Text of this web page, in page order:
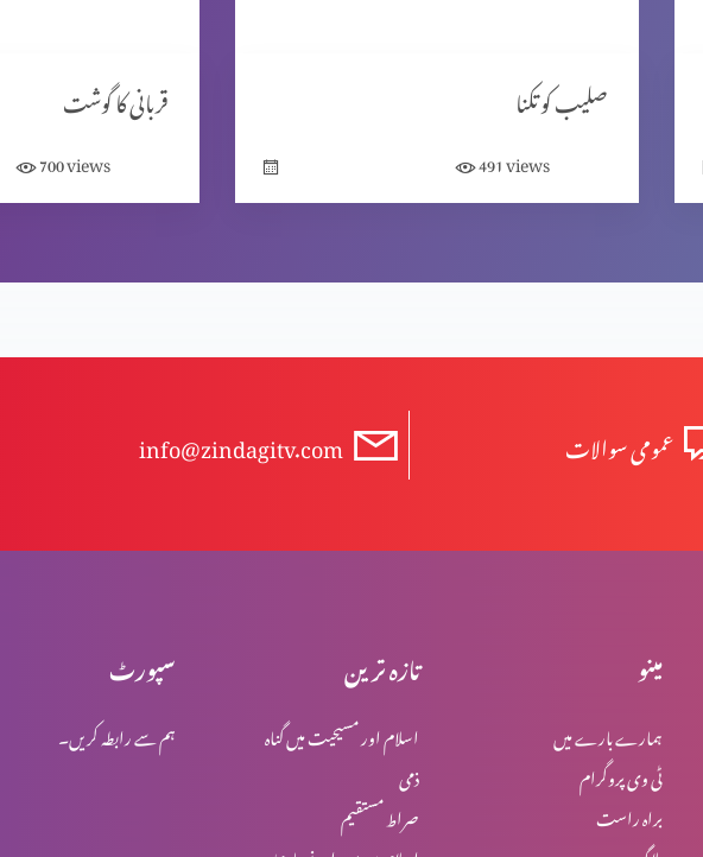
قربانی کا گوشت
700views
صلیب کو تکنا
491views
info@zindagitv.com عمومی سوالات
سپورٹ
ہم سے رابطہ کریں۔
تازہ ترین
اسلام اور مسیحیت میں گناہ
ذمی
صراط مستقیم
مینو
ہمارے بارے میں
ٹی وی پروگرام
براہ راست